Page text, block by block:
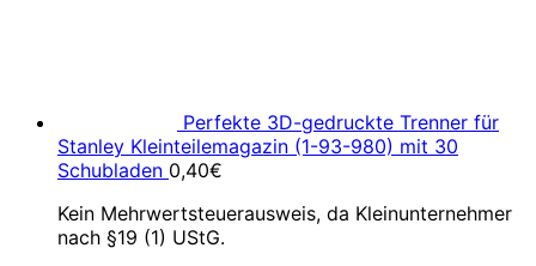
Perfekte 3D-gedruckte Trenner für
Stanley Kleinteilemagazin (1-93-980) mit 30
Schubladen 0,40€
Kein Mehrwertsteuerausweis, da Kleinunternehmer
nach §19 (1) UStG.